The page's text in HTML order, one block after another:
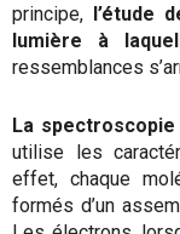
principe, l’étude
lumière à
ressemblances
La
utilise les
effet, chaque
formés d’un